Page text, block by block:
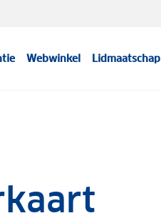
Webwinkel Lidmaatschap